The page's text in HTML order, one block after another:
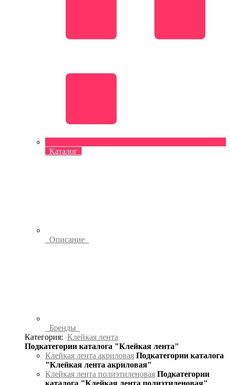
Каталог
Описание
Бренды
Категория: Клейкая лента
Подкатегории каталога "Клейкая лента"
Клейкая лента акриловая Подкатегории каталога
"Клейкая лента акриловая"
Клейкая лента полиэтиленовая Подкатегории
каталога "Клейкая лента полиэтиленовая"